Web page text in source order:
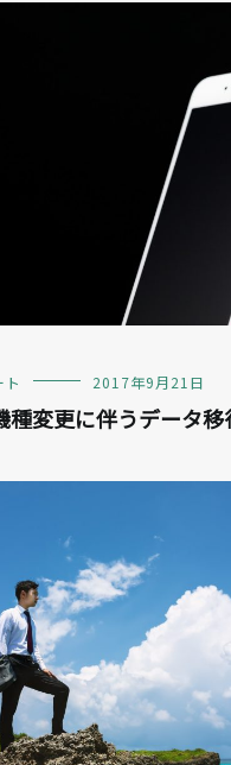
2017年9月21日
種変更に伴うデータ移